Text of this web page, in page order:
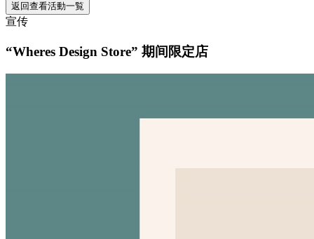
返回查看活動一覧
宣传
“Wheres Design Store” 期间限定店